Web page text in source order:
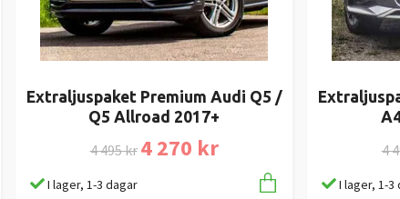
Extraljuspaket Premium Audi Q5 /
Q5 Allroad 2017+
4 495 kr 4 270 kr
I lager, 1-3 dagar
4
I lager, 1-3